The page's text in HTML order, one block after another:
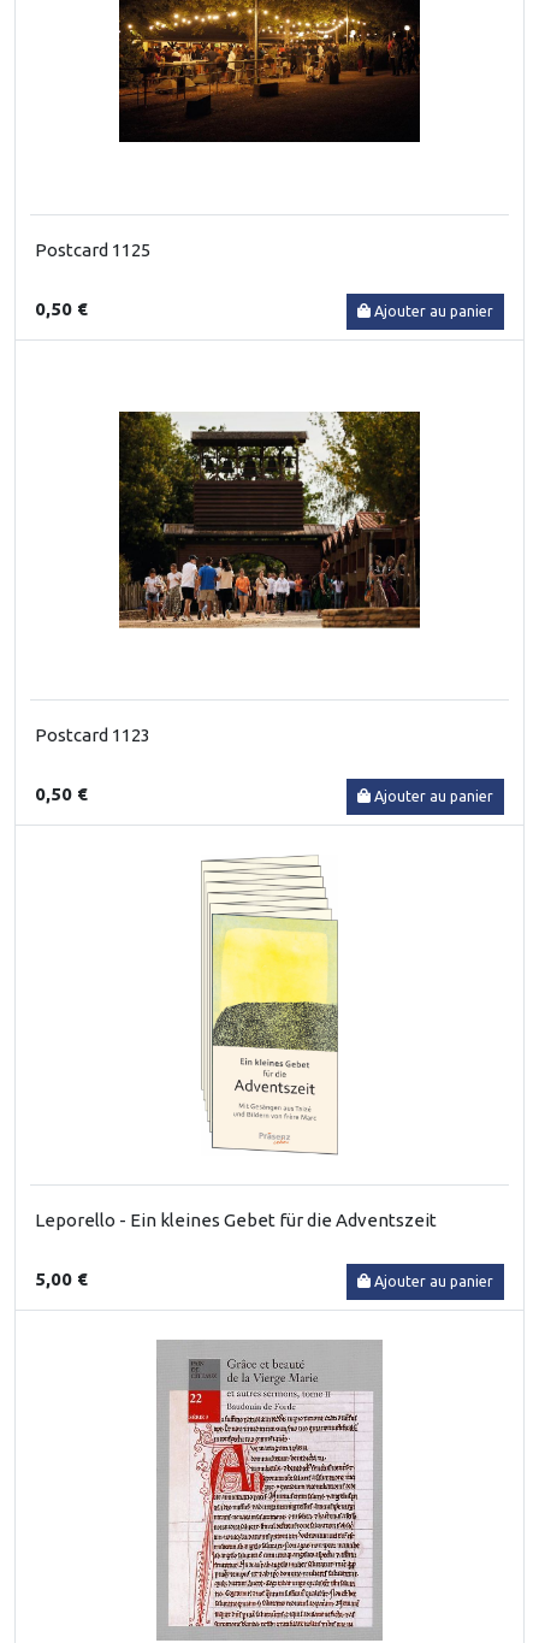
Postcard 1125
0,50 € Ajouter au panier
Postcard 1123
0,50 € Ajouter au panier
Leporello - Ein kleines Gebet für die Adventszeit
5,00 € Ajouter au panier